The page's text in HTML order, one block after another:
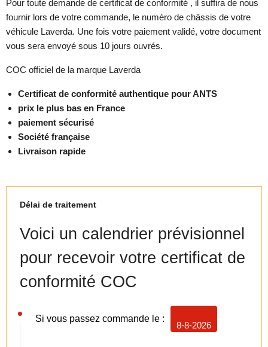
Pour toute demande de certificat de conformité , il suffira de nous
fournir lors de votre commande, le numéro de châssis de votre
véhicule Laverda. Une fois votre paiement validé, votre document
vous sera envoyé sous 10 jours ouvrés.
COC officiel de la marque Laverda
Certificat de conformité authentique pour ANTS
prix le plus bas en France
paiement sécurisé
Société française
Livraison rapide
Délai de traitement
Voici un calendrier prévisionnel
pour recevoir votre certificat de
conformité COC
Si vous passez commande le :
8-8-2026